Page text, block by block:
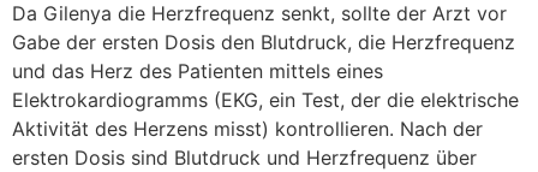
Da Gilenya die Herzfrequenz senkt, sollte der Arzt vor
Gabe der ersten Dosis den Blutdruck, die Herzfrequenz
und das Herz des Patienten mittels eines
Elektrokardiogramms (EKG, ein Test, der die elektrische
Aktivität des Herzens misst) kontrollieren. Nach der
ersten Dosis sind Blutdruck und Herzfrequenz über